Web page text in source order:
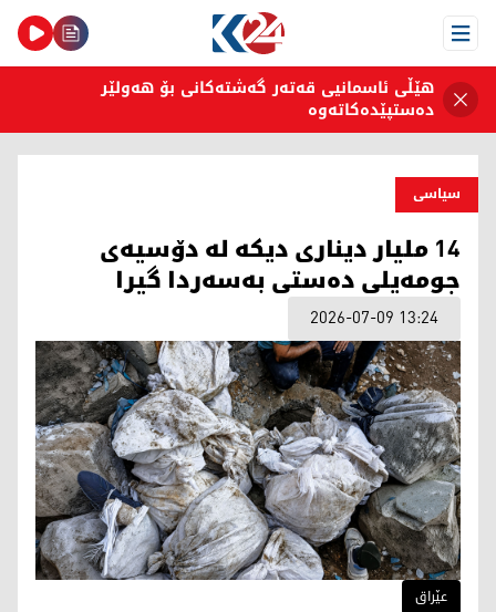
Open Menu
هێڵی ئاسمانیی قەتەر گەشتەکانی بۆ هەولێر
دەستپێدەکاتەوە
سیاسی
14 ملیار دیناری دیکە لە دۆسیەی
جومەیلی دەستی بەسەردا گیرا
2026-07-09 13:24
عێراق